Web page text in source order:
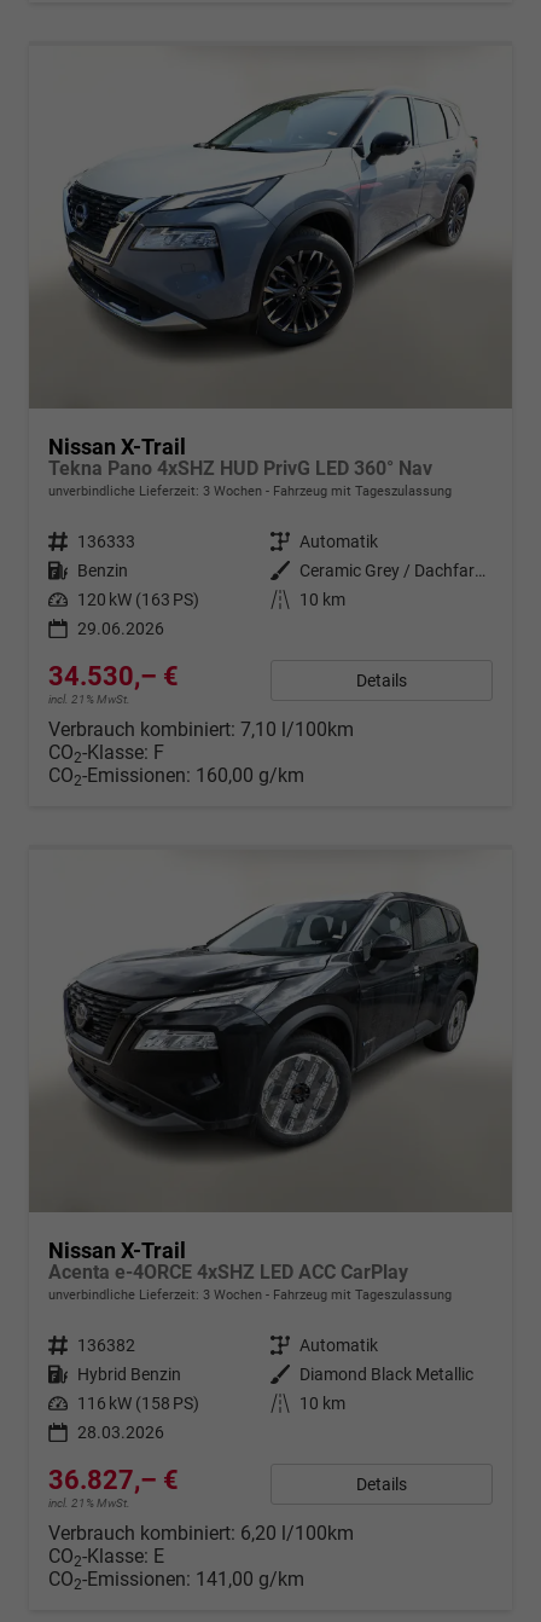
Nissan X-Trail
Tekna Pano 4xSHZ HUD PrivG LED 360° Nav
unverbindliche Lieferzeit: 3 Wochen Fahrzeug mit Tageszulassung
Fahrzeugnr. 136333 Getriebe Automatik
Kraftstoff Benzin Außenfarbe
Ceramic Grey / Dachfarbe in Schw
Leistung 120 kW (163 PS) Kilometerstand
10 km
29.06.2026
34.530,– €
incl. 21% MwSt.
Details
Verbrauch kombiniert: 7,10 l/100km
CO2-Klasse: F
CO2-Emissionen: 160,00 g/km
Nissan X-Trail
Acenta e-4ORCE 4xSHZ LED ACC CarPlay
unverbindliche Lieferzeit: 3 Wochen Fahrzeug mit Tageszulassung
Fahrzeugnr. 136382 Getriebe Automatik
Kraftstoff Hybrid Benzin Außenfarbe Diamond Black Metallic
Leistung 116 kW (158 PS) Kilometerstand
10 km
28.03.2026
36.827,– €
incl. 21% MwSt.
Details
Verbrauch kombiniert: 6,20 l/100km
CO2-Klasse: E
CO2-Emissionen: 141,00 g/km